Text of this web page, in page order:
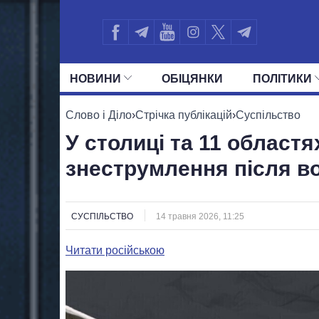
НОВИНИ ОБIЦЯНКИ ПОЛIТИКИ
УСІ ПОЛІТИКИ ПРЕЗИДЕНТ І ОФІС
Слово і Діло›Стрічка публікацій›Суспільство
У столиці та 11
знеструмлення після
СУСПІЛЬСТВО 14 травня 2026, 11:25
Читати російською